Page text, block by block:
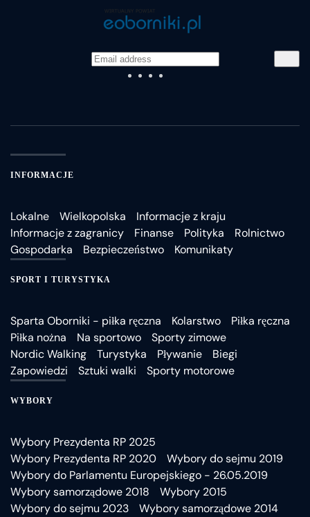
INFORMACJE
Lokalne Wielkopolska
Informacje z kraju
Informacje z zagranicy
Finanse Polityka
Rolnictwo
Gospodarka
Bezpieczeństwo Komunikaty
SPORT I TURYSTYKA
Sparta Oborniki - piłka ręczna Kolarstwo
Piłka ręczna
Piłka nożna
Na sportowo
Sporty zimowe
Nordic Walking
Turystyka Pływanie
Biegi
Zapowiedzi
Sztuki walki Sporty motorowe
WYBORY
Wybory Prezydenta RP 2025
Wybory Prezydenta RP 2020
Wybory do sejmu 2019
Wybory do Parlamentu Europejskiego - 26.05.2019
Wybory samorządowe 2018
Wybory 2015
Wybory do sejmu 2023
Wybory samorządowe 2014